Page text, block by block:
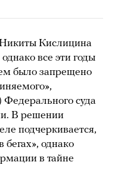
Кислицина
все эти годы
было запрещено
Федерального суда
В решении
подчеркивается,
однако
в тайне